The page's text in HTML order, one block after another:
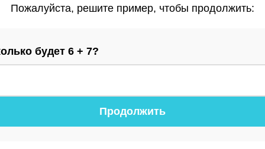
Пожалуйста, решите пример, чтобы продолжить:
будет 6 + 7?
Продолжить